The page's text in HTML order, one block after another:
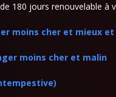
180 jours renouvelable à
moins cher et mieux et
moins cher et malin